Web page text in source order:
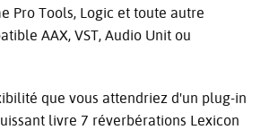
Pro Tools, Logic et toute autre
AAX, VST, Audio Unit ou
que vous attendriez d'un plug-in
livre 7 réverbérations Lexicon